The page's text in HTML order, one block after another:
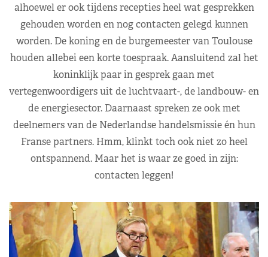
alhoewel er ook tijdens recepties heel wat gesprekken
gehouden worden en nog contacten gelegd kunnen
worden. De koning en de burgemeester van Toulouse
houden allebei een korte toespraak. Aansluitend zal het
koninklijk paar in gesprek gaan met
vertegenwoordigers uit de luchtvaart-, de landbouw- en
de energiesector. Daarnaast spreken ze ook met
deelnemers van de Nederlandse handelsmissie én hun
Franse partners. Hmm, klinkt toch ook niet zo heel
ontspannend. Maar het is waar ze goed in zijn:
contacten leggen!